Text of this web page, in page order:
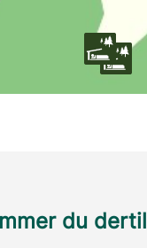
du dertil